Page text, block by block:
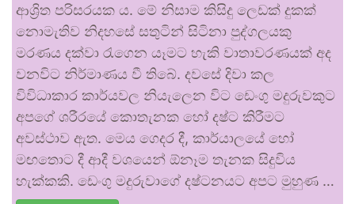
ආශ්‍රිත පරිසරයක ය. මේ නිසාම කිසිදු ලෙඩක් දුකක්
නොමැතිව නිදහසේ සතුටින් සිටිනා පුද්ගලයකු
මරණය දක්වා රැගෙන යෑමට හැකි වාතාවරණයක් අද
වනවිට නිර්මාණය වී තිබේ. දවසේ දිවා කල
විවිධාකාර කාර්යවල නියැලෙන විට ඩෙංගු මදුරුවකුට
අපගේ ශරීරයේ කොතැනක හෝ දෂ්ට කිරීමට
අවස්ථාව ඇත. මෙය ගෙදර දී, කාර්යාලයේ හෝ
මඟතොට දී ආදී වශයෙන් ඕනෑම තැනක සිදුවිය
හැක්කකි. ඩෙංගු මදුරුවාගේ දෂ්ටනයට අපට මුහුණ …